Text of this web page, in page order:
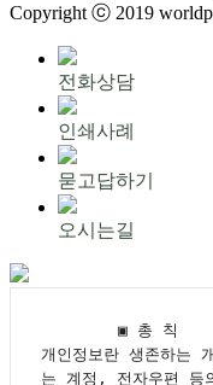
Copyright ⓒ 2019
전화상담
인쇄사례
묻고답하기
오시는길